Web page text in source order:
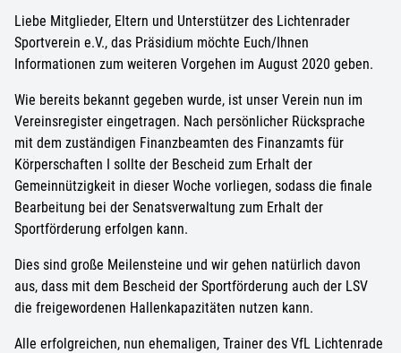
Liebe Mitglieder, Eltern und Unterstützer des Lichtenrader
Sportverein e.V., das Präsidium möchte Euch/Ihnen
Informationen zum weiteren Vorgehen im August 2020 geben.
Wie bereits bekannt gegeben wurde, ist unser Verein nun im
Vereinsregister eingetragen. Nach persönlicher Rücksprache
mit dem zuständigen Finanzbeamten des Finanzamts für
Körperschaften I sollte der Bescheid zum Erhalt der
Gemeinnützigkeit in dieser Woche vorliegen, sodass die finale
Bearbeitung bei der Senatsverwaltung zum Erhalt der
Sportförderung erfolgen kann.
Dies sind große Meilensteine und wir gehen natürlich davon
aus, dass mit dem Bescheid der Sportförderung auch der LSV
die freigewordenen Hallenkapazitäten nutzen kann.
Alle erfolgreichen, nun ehemaligen, Trainer des VfL Lichtenrade